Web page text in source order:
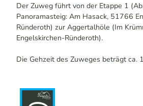
Der Zuweg führt von der Etappe 1
Panoramasteig: Am Hasack, 51766
Ründeroth) zur Aggertalhöle (Im
Engelskirchen-Ründeroth).
Die Gehzeit des Zuweges beträgt ca.